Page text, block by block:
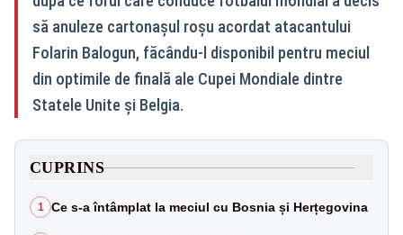
să anuleze cartonașul roșu acordat atacantului
Folarin Balogun, făcându-l disponibil pentru meciul
din optimile de finală ale Cupei Mondiale dintre
Statele Unite și Belgia.
CUPRINS
1 Ce s-a întâmplat la meciul cu Bosnia și Herțegovina